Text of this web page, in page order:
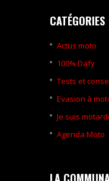
CATÉGORIES
Actus moto
100% Dafy
Tests et
Evasion à
Je suis
Agenda Moto